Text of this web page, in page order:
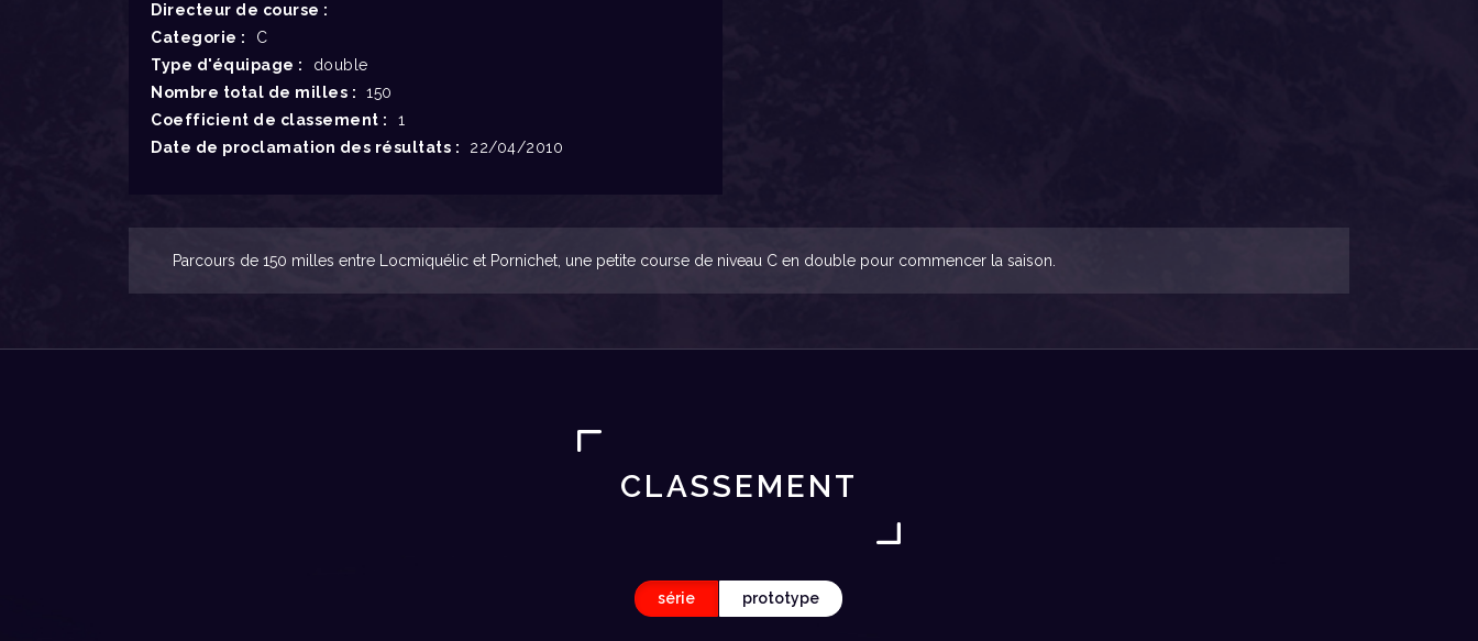
Directeur de course :
Categorie : C
Type d'équipage : double
Nombre total de milles : 150
Coefficient de classement : 1
Date de proclamation des résultats : 22/04/2010
Parcours de 150 milles entre Locmiquélic et Pornichet, une petite course de niveau C en double pour commencer la saison.
CLASSEMENT
série prototype